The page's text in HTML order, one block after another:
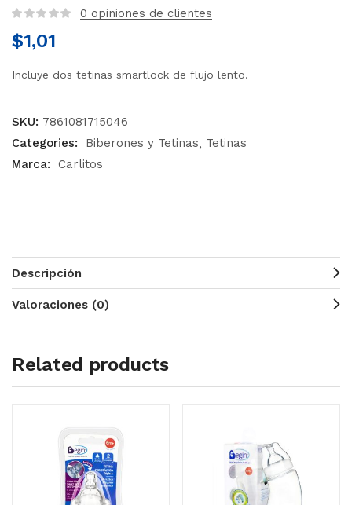
0 opiniones de clientes
$1,01
Incluye dos tetinas smartlock de flujo lento.
SKU: 7861081715046
Categories:
Biberones y Tetinas
Tetinas
Marca:
Carlitos
Descripción
Valoraciones (0)
Related products